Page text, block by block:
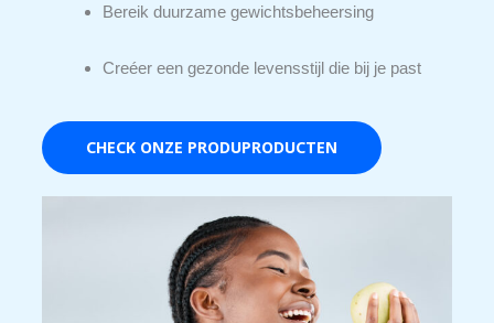
Bereik duurzame gewichtsbeheersing
Creéer een gezonde levensstijl die bij je past
CHECK ONZE PRODUPRODUCTEN